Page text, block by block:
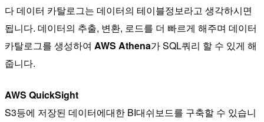
다 데이터 카탈로그는 데이터의 테이블정보라고 생각하시면
됩니다. 데이터의 추출, 변환, 로드를 더 빠르게 해주며 데이터
카탈로그를 생성하여 AWS Athena가 SQL쿼리 할 수 있게 해
줍니다.
AWS QuickSight
S3등에 저장된 데이터에대한 BI대쉬보드를 구축할 수 있습니